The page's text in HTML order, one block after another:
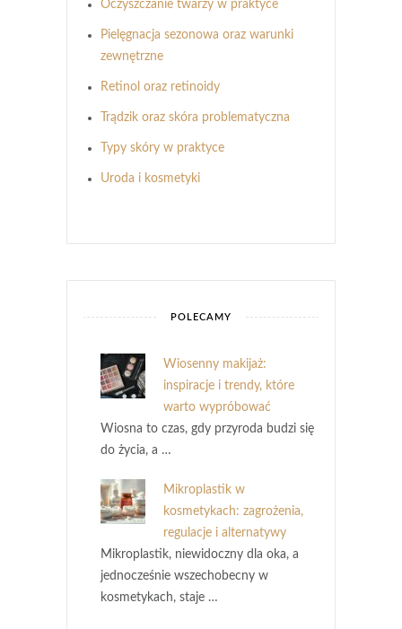
Oczyszczanie twarzy w praktyce
Pielęgnacja sezonowa oraz warunki
zewnętrzne
Retinol oraz retinoidy
Trądzik oraz skóra problematyczna
Typy skóry w praktyce
Uroda i kosmetyki
POLECAMY
Wiosenny makijaż:
inspiracje i trendy, które
warto wypróbować
Wiosna to czas, gdy przyroda budzi się
do życia, a …
Mikroplastik w
kosmetykach: zagrożenia,
regulacje i alternatywy
Mikroplastik, niewidoczny dla oka, a
jednocześnie wszechobecny w
kosmetykach, staje …